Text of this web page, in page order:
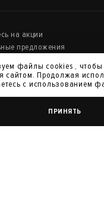
ДОБАВИТЬ В КОРЗИНУ
на акции
предложения
и их передачу для
сполитикой
файлы cookies ,
сайтом. Продолжая
с использованием
ПРИНЯТЬ